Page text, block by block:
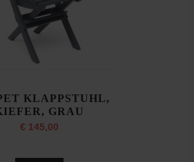
KLAPPSTUHL,
GRAU
€ 145,00